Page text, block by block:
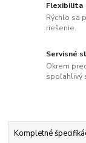
Flexibilita
Rýchlo sa
riešenie.
Servisné
Okrem
spoľahlivý
Kompletné